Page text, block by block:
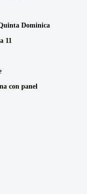
Dominica
11
con panel